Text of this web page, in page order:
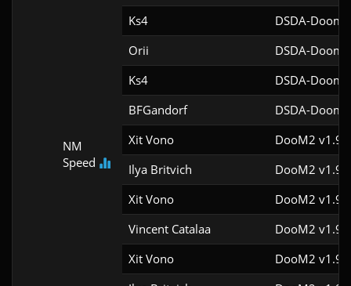
NM
Speed
Ks4
DSDA-Doom
Orii
DSDA-Doom
Ks4
DSDA-Doom
BFGandorf
DSDA-Doom
Xit Vono
DooM2 v1.9
Ilya Britvich
DooM2 v1.9f
Xit Vono
DooM2 v1.9f
Vincent Catalaa
DooM2 v1.9f
Xit Vono
DooM2 v1.9f